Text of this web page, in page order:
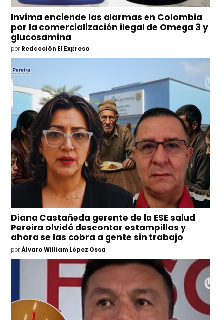
Invima enciende las alarmas en Colombia
por la comercialización ilegal de Omega 3 y
glucosamina
por Redacción El Expreso
Diana Castañeda gerente de la ESE salud
Pereira olvidó descontar estampillas y
ahora se las cobra a gente sin trabajo
por Álvaro William López Ossa